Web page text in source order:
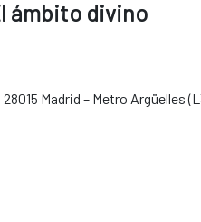
ámbito divino
Madrid – Metro Argüelles